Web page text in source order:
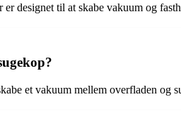
er designet til at skabe vakuum og
et vakuum mellem overfladen